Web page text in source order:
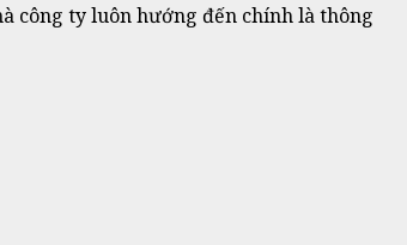
công ty luôn hướng đến chính là thông